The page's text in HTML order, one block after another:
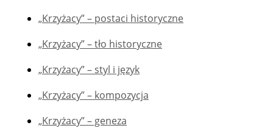
„Krzyżacy” – postaci historyczne
„Krzyżacy” – tło historyczne
„Krzyżacy” – styl i język
„Krzyżacy” – kompozycja
„Krzyżacy” – geneza